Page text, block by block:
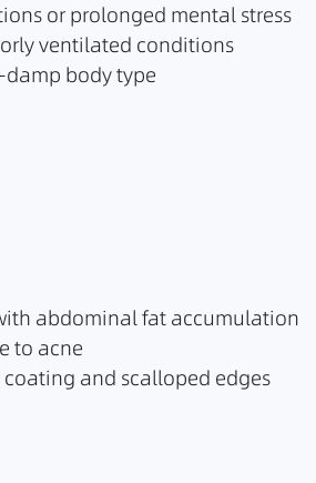
or prolonged mental stress
ventilated conditions
body type
abdominal fat accumulation
to acne
coating and scalloped edges